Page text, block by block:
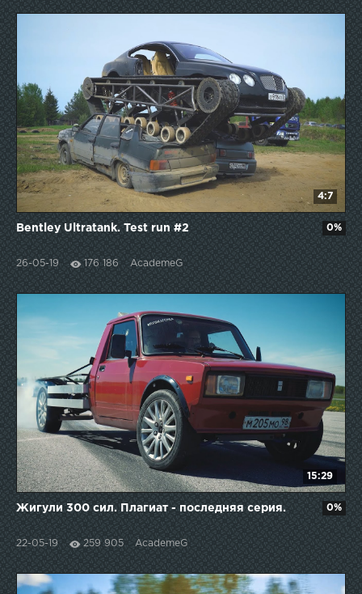
4:7
Bentley Ultratank. Test run #2
26-05-19 176 186 AcademeG
0%
15:29
Жигули 300 сил. Плагиат - последняя серия.
22-05-19 259 905 AcademeG
0%